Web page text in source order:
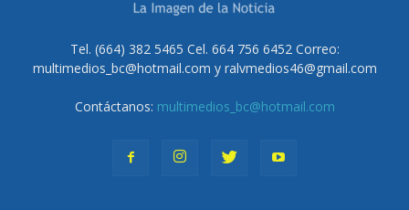
Tel. (664) 382 5465 Cel. 664 756 6452 Correo:
multimedios_bc@hotmail.com y ralvmedios46@gmail.com
Contáctanos: multimedios_bc@hotmail.com